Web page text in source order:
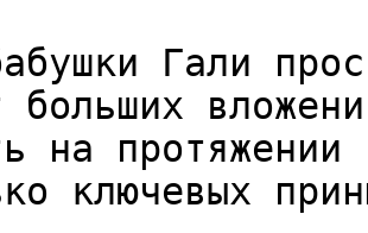
Гали
больших
на
ключевых